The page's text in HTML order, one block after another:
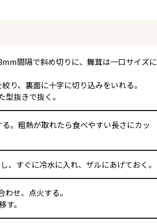
間隔で斜め切りに、舞茸は一口サイズに
り、裏面に十字に切り込みをいれる。
抜きで抜く。
。粗熱が取れたら食べやすい長さにカッ
、すぐに冷水に入れ、ザルにあげておく。
せ、点火する。
。